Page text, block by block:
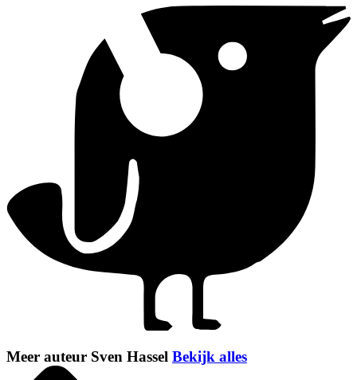
Meer auteur Sven Hassel Bekijk alles